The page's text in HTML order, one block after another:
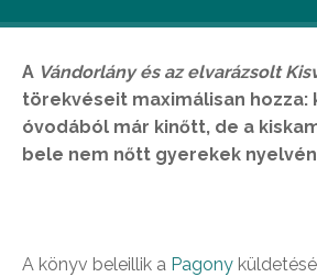
A Vándorlány és az elvarázsolt
törekvéseit maximálisan hozza:
óvodából már kinőtt, de a
bele nem nőtt gyerekek
A könyv beleillik a Pagony